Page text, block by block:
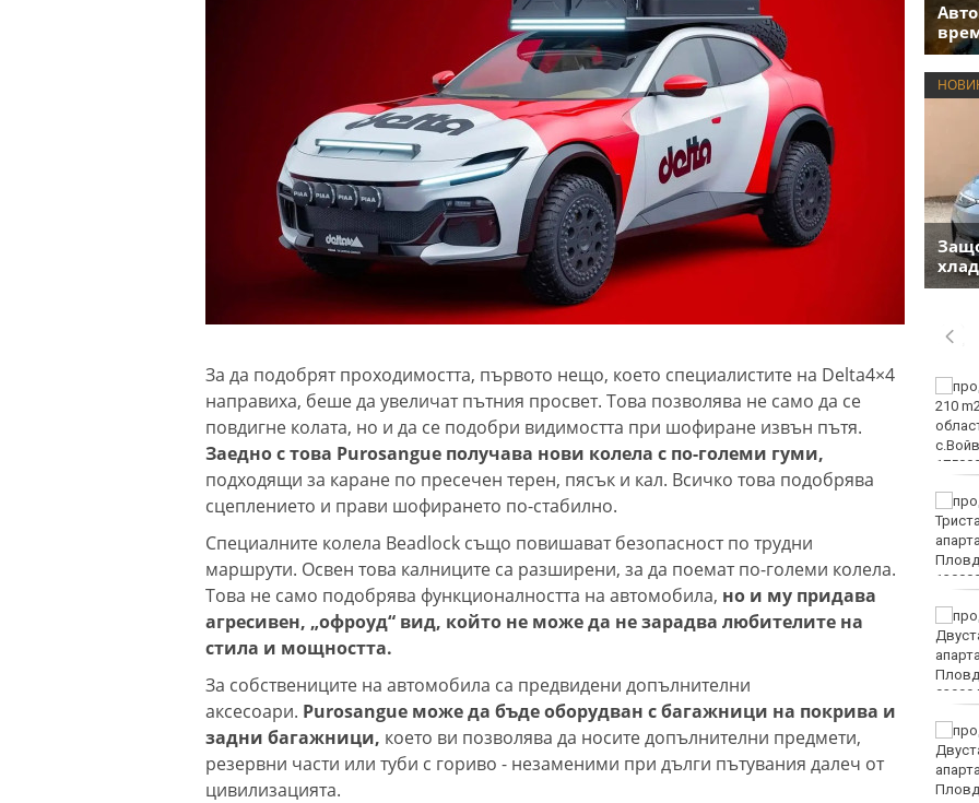
За да подобрят проходимостта, първото нещо, което специалистите на Delta4×4
направиха, беше да увеличат пътния просвет. Това позволява не само да се
повдигне колата, но и да се подобри видимостта при шофиране извън пътя.
Заедно с това Purosangue получава нови колела с по-големи гуми,
подходящи за каране по пресечен терен, пясък и кал. Всичко това подобрява
сцеплението и прави шофирането по-стабилно.
Специалните колела Beadlock също повишават безопасност по трудни
маршрути. Освен това калниците са разширени, за да поемат по-големи колела.
Това не само подобрява функционалността на автомобила, но и му придава
агресивен, „офроуд“ вид, който не може да не зарадва любителите на
стила и мощността.
За собствениците на автомобила са предвидени допълнителни
аксесоари. Purosangue може да бъде оборудван с багажници на покрива и
задни багажници, което ви позволява да носите допълнителни предмети,
резервни части или туби с гориво - незаменими при дълги пътувания далеч от
цивилизацията.
"Изкуството на Джън-
Шан-Жен" отново е във
Варна
Затварят за кратко ул.
40 пияни и дрогирани
шофьори спипа КАТ за
ден